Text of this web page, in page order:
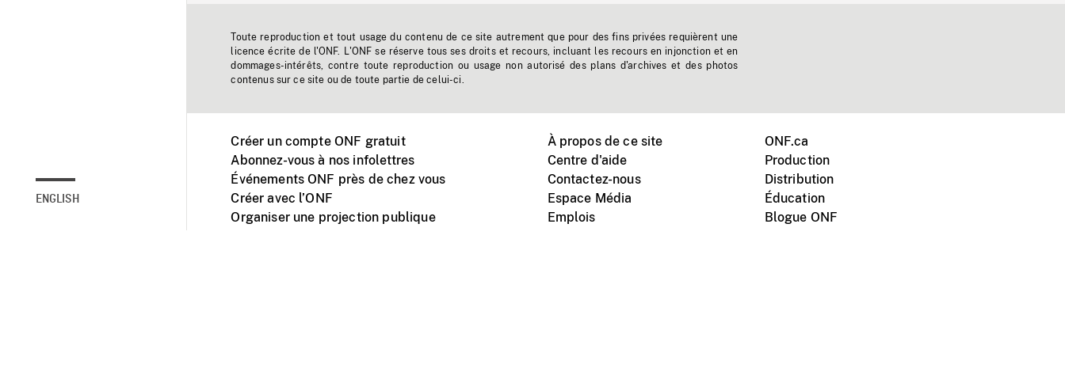
ENGLISH
Toute reproduction et tout usage du contenu de ce site autrement que pour des fins privées requièrent une
licence écrite de l'ONF. L'ONF se réserve tous ses droits et recours, incluant les recours en injonction et en
dommages-intérêts, contre toute reproduction ou usage non autorisé des plans d'archives et des photos
contenus sur ce site ou de toute partie de celui-ci.
Créer un compte ONF gratuit
Abonnez-vous à nos infolettres
Événements ONF près de chez vous
Créer avec l’ONF
Organiser une projection publique
À propos de ce site
Centre d'aide
Contactez-nous
Espace Média
Emplois
ONF.ca
Production
Distribution
Éducation
Blogue ONF